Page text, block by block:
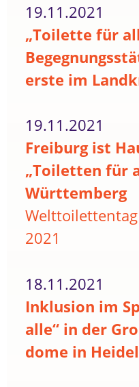
19.11.2021
„Toilette für
erste im
19.11.2021
Freiburg ist
„Toiletten für
Württemberg
2021
18.11.2021
Inklusion im
alle“ in der
dome in